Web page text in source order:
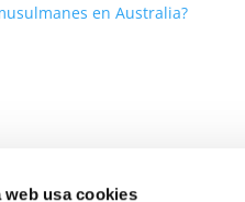
web usa cookies
en Australia?